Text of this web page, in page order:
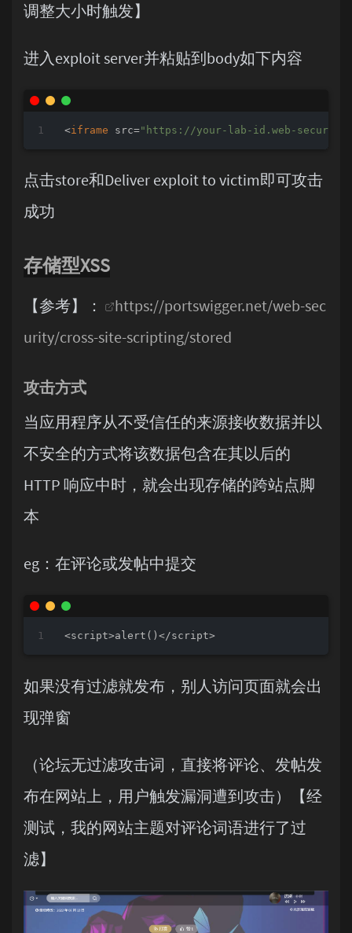
调整大小时触发】
进入exploit server并粘贴到body如下内容
<iframe src="https://your-lab-id.web-security-
点击store和Deliver exploit to victim即可攻击
成功
存储型XSS
【参考】：
https://portswigger.net/web-sec
urity/cross-site-scripting/stored
攻击方式
当应用程序从不受信任的来源接收数据并以
不安全的方式将该数据包含在其以后的
HTTP 响应中时，就会出现存储的跨站点脚
本
eg：在评论或发帖中提交
如果没有过滤就发布，别人访问页面就会出
现弹窗
（论坛无过滤攻击词，直接将评论、发帖发
布在网站上，用户触发漏洞遭到攻击）【经
测试，我的网站主题对评论词语进行了过
滤】